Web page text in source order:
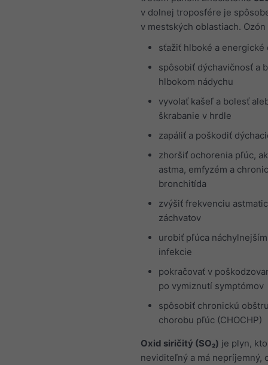
v dolnej troposfére je
v mestských oblastiach. Ozón
sťažiť hlboké a energické
spôsobiť dýchavičnosť a
hlbokom nádychu
vyvolať kašeľ a bolesť
škrabanie v hrdle
zapáliť a poškodiť
zhoršiť ochorenia pľúc,
astma, emfyzém a
bronchitída
zvýšiť frekvenciu
záchvatov
urobiť pľúca
infekcie
pokračovať v
po vymiznutí symptómov
spôsobiť chronickú
chorobu pľúc (CHOCHP)
Oxid siričitý (SO₂) je plyn,
neviditeľný a má nepríjemný,